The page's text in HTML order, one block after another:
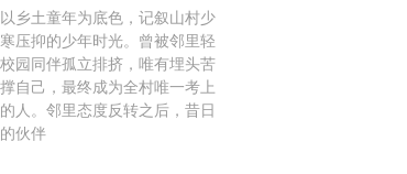
乡土童年为底色，记叙山村少
压抑的少年时光。曾被邻里轻
园同伴孤立排挤，唯有埋头苦
自己，最终成为全村唯一考上
人。邻里态度反转之后，昔日
伙伴